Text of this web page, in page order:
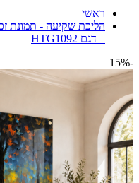
ראשי
הליכת שקיעה - תמונת
– דגם HTG1092
-15%